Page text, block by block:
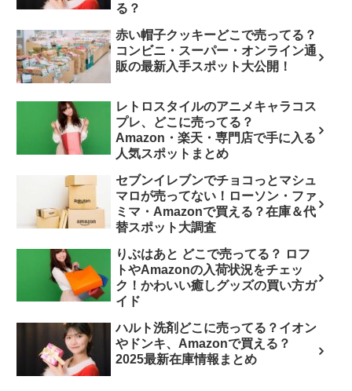
る？
赤い帽子クッキーどこで売ってる？
コンビニ・スーパー・オンライン通
販の最新入手スポット大公開！
レトロスタイルのアニメキャラコス
プレ、どこに売ってる？
Amazon・楽天・専門店で手に入る
人気スポットまとめ
セブンイレブンでチョコっとマシュ
マロが売ってない！ローソン・ファ
ミマ・Amazonで買える？在庫＆代
替スポット大調査
りぶはあと どこで売ってる？ ロフ
トやAmazonの入荷状況をチェッ
ク！かわいい癒しグッズの買い方ガ
イド
ハルト洗剤どこに売ってる？イオン
やドンキ、Amazonで買える？
2025最新在庫情報まとめ